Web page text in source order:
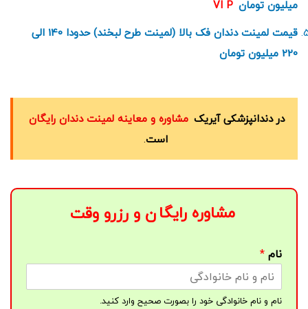
میلیون تومان
VI P
قیمت لمینت دندان فک بالا (لمینت طرح لبخند) حدودا 140 الی
220 میلیون تومان
در دندانپزشکی آیریک مشاوره و معاینه لمینت دندان رایگان
است.
مشاوره رایگان و رزرو وقت
نام*
نام و نام خانوادگی خود را بصورت صحیح وارد کنید.